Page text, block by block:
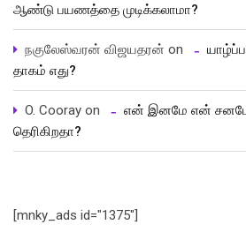
ஆண்டு பயணத்தை முடிக்கலாமா?
நகுலேஸ்வரன் விஜயதரன் on
தாகம் எது?
O. Cooray on
என் இனமே என்
தெரிகிறதா?
[mnky_ads id="1375"]